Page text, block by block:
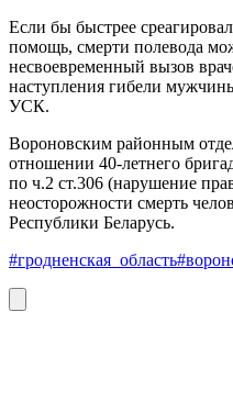
Если бы быстрее
помощь, смерти полевода
несвоевременный вызов
наступления гибели
УСК.
Вороновским районным
отношении 40-летнего
по ч.2 ст.306 (нарушение
неосторожности смерть
Республики Беларусь.
#гродненская_область